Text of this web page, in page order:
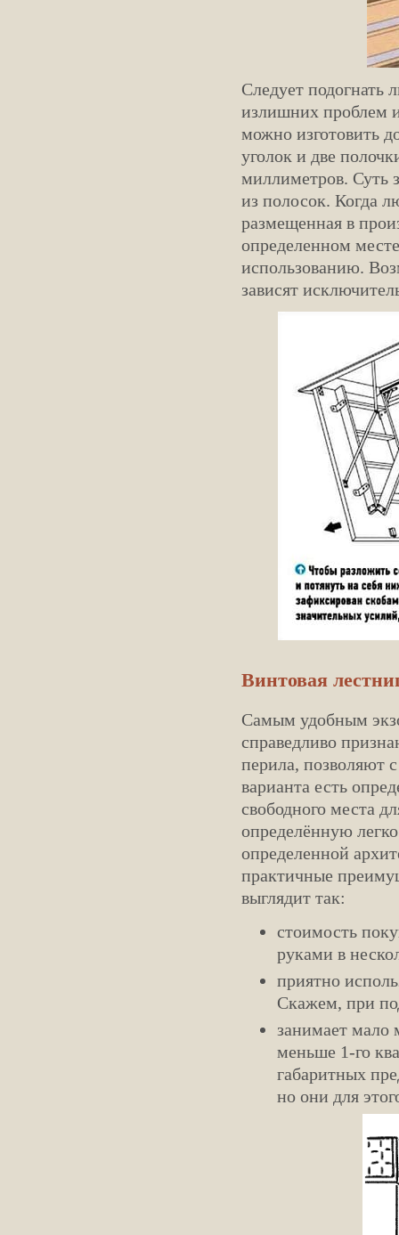
Следует подогнать
излишних проблем
можно изготовить
уголок и две
миллиметров. Суть
из полосок. Когда
размещенная в
определенном
использованию.
зависят
Винтовая
Самым удобным
справедливо
перила, позволяют
варианта есть
свободного места
определённую
определенной
практичные
выглядит так:
стоимость
руками в
приятно
Скажем, при
занимает
меньше 1-го
габаритных
но они для